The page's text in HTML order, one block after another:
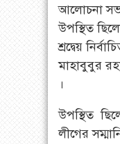
আলোচনা
উপস্থিত
শ্রদ্বেয়
মাহাবুবুর
।
উপস্থিত
লীগের